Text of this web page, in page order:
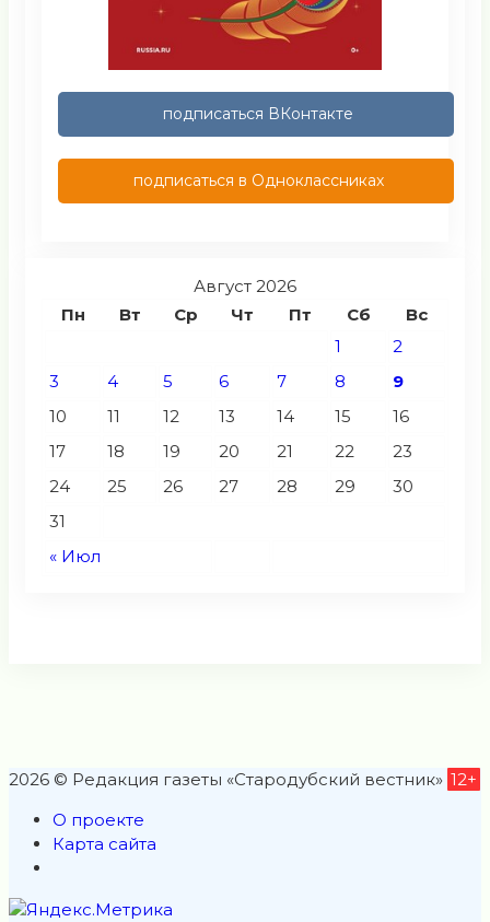
подписаться ВКонтакте
подписаться в Одноклассниках
Август 2026
Пн
Вт Ср Чт Пт Сб Вс
« Июл
1
2
3
4 5 6 7 8
9
10
11 12 13 14 15
16
17
18 19 20 21 22
23
24
25 26 27 28 29
30
31
2026 © Редакция газеты «Стародубский вестник» 12+
О проекте
Карта сайта